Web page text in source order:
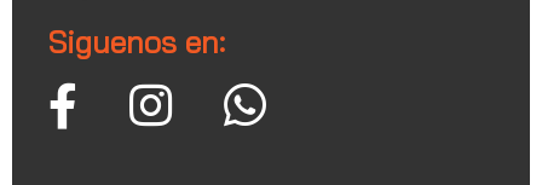
Siguenos en: